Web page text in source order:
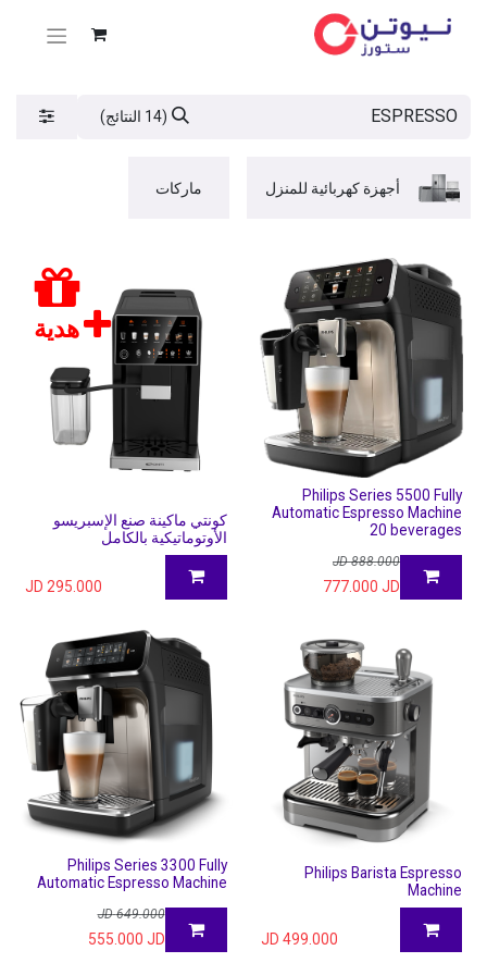
(14 النتائج)
أجهزة كهربائية للمنزل ماركات
Philips Series 5500 Fully
Automatic Espresso Machine
20 beverages
888.000
JD
777.000 JD
هدية
كونتي ماكينة صنع الإسبريسو
الأوتوماتيكية بالكامل
295.000
Philips Barista Espresso
Machine
499.000
Philips Series 3300 Fully
Automatic Espresso Machine
649.000
JD
555.000 JD